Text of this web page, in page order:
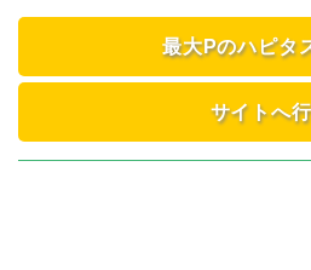
最大Pのハピタ
サイトへ行